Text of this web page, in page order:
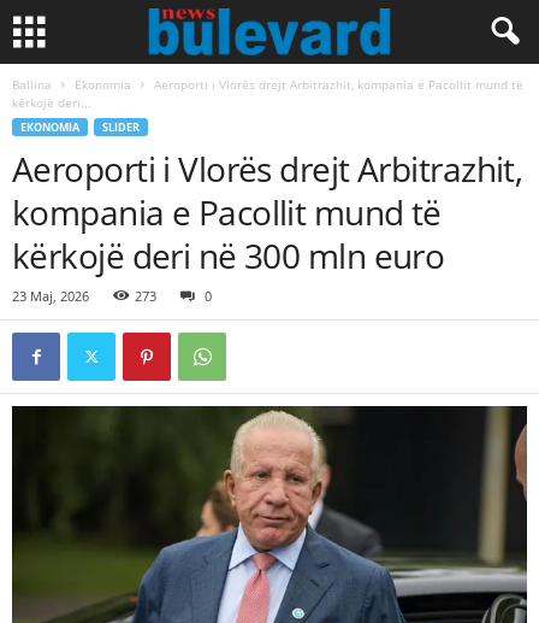
Ballina Ekonomia
Aeroporti i Vlorës drejt Arbitrazhit, kompania e Pacollit mund të
kërkojë deri...
EKONOMIA SLIDER
Aeroporti i Vlorës drejt Arbitrazhit,
kompania e Pacollit mund të
kërkojë deri në 300 mln euro
23 Maj, 2026 273 0